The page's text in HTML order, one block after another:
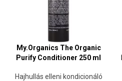
My.Organics The Organic
Purify Conditioner 250 ml
Hajhullás elleni kondicionáló